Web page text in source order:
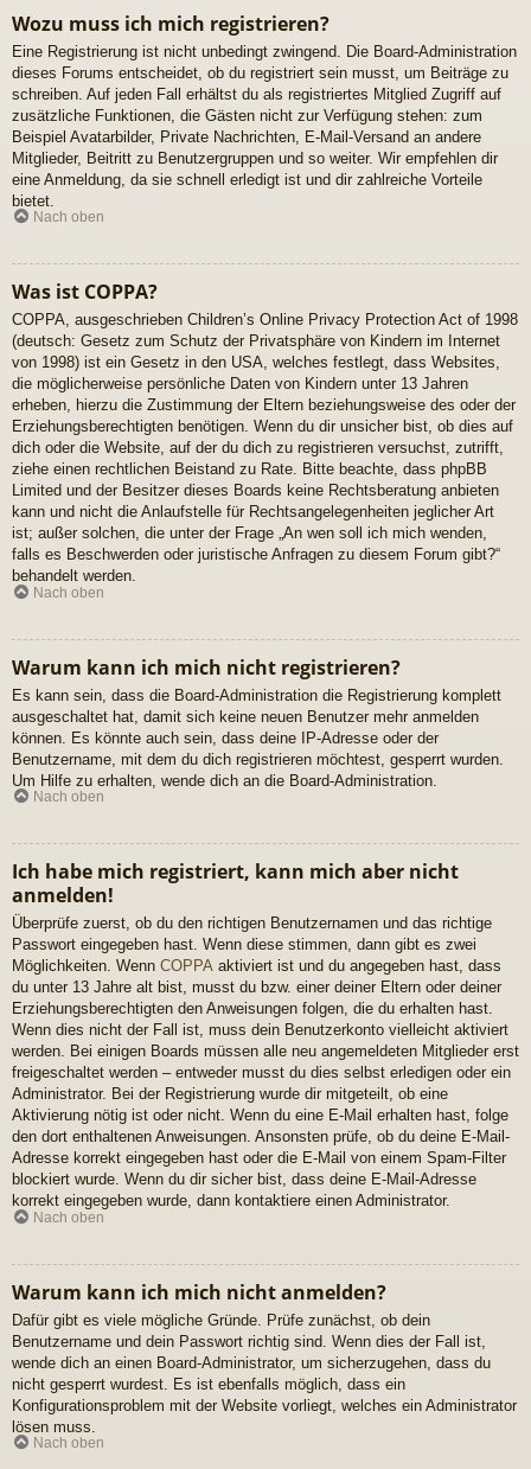
Wozu muss ich mich registrieren?
Eine Registrierung ist nicht unbedingt zwingend. Die Board-Administration
dieses Forums entscheidet, ob du registriert sein musst, um Beiträge zu
schreiben. Auf jeden Fall erhältst du als registriertes Mitglied Zugriff auf
zusätzliche Funktionen, die Gästen nicht zur Verfügung stehen: zum
Beispiel Avatarbilder, Private Nachrichten, E-Mail-Versand an andere
Mitglieder, Beitritt zu Benutzergruppen und so weiter. Wir empfehlen dir
eine Anmeldung, da sie schnell erledigt ist und dir zahlreiche Vorteile
bietet.
Nach oben
Was ist COPPA?
COPPA, ausgeschrieben Children’s Online Privacy Protection Act of 1998
(deutsch: Gesetz zum Schutz der Privatsphäre von Kindern im Internet
von 1998) ist ein Gesetz in den USA, welches festlegt, dass Websites,
die möglicherweise persönliche Daten von Kindern unter 13 Jahren
erheben, hierzu die Zustimmung der Eltern beziehungsweise des oder der
Erziehungsberechtigten benötigen. Wenn du dir unsicher bist, ob dies auf
dich oder die Website, auf der du dich zu registrieren versuchst, zutrifft,
ziehe einen rechtlichen Beistand zu Rate. Bitte beachte, dass phpBB
Limited und der Besitzer dieses Boards keine Rechtsberatung anbieten
kann und nicht die Anlaufstelle für Rechtsangelegenheiten jeglicher Art
ist; außer solchen, die unter der Frage „An wen soll ich mich wenden,
falls es Beschwerden oder juristische Anfragen zu diesem Forum gibt?“
behandelt werden.
Nach oben
Warum kann ich mich nicht registrieren?
Es kann sein, dass die Board-Administration die Registrierung komplett
ausgeschaltet hat, damit sich keine neuen Benutzer mehr anmelden
können. Es könnte auch sein, dass deine IP-Adresse oder der
Benutzername, mit dem du dich registrieren möchtest, gesperrt wurden.
Um Hilfe zu erhalten, wende dich an die Board-Administration.
Nach oben
Ich habe mich registriert, kann mich aber nicht
anmelden!
Überprüfe zuerst, ob du den richtigen Benutzernamen und das richtige
Passwort eingegeben hast. Wenn diese stimmen, dann gibt es zwei
Möglichkeiten. Wenn COPPA aktiviert ist und du angegeben hast, dass
du unter 13 Jahre alt bist, musst du bzw. einer deiner Eltern oder deiner
Erziehungsberechtigten den Anweisungen folgen, die du erhalten hast.
Wenn dies nicht der Fall ist, muss dein Benutzerkonto vielleicht aktiviert
werden. Bei einigen Boards müssen alle neu angemeldeten Mitglieder erst
freigeschaltet werden – entweder musst du dies selbst erledigen oder ein
Administrator. Bei der Registrierung wurde dir mitgeteilt, ob eine
Aktivierung nötig ist oder nicht. Wenn du eine E-Mail erhalten hast, folge
den dort enthaltenen Anweisungen. Ansonsten prüfe, ob du deine E-Mail-
Adresse korrekt eingegeben hast oder die E-Mail von einem Spam-Filter
blockiert wurde. Wenn du dir sicher bist, dass deine E-Mail-Adresse
korrekt eingegeben wurde, dann kontaktiere einen Administrator.
Nach oben
Warum kann ich mich nicht anmelden?
Dafür gibt es viele mögliche Gründe. Prüfe zunächst, ob dein
Benutzername und dein Passwort richtig sind. Wenn dies der Fall ist,
wende dich an einen Board-Administrator, um sicherzugehen, dass du
nicht gesperrt wurdest. Es ist ebenfalls möglich, dass ein
Konfigurationsproblem mit der Website vorliegt, welches ein Administrator
lösen muss.
Nach oben